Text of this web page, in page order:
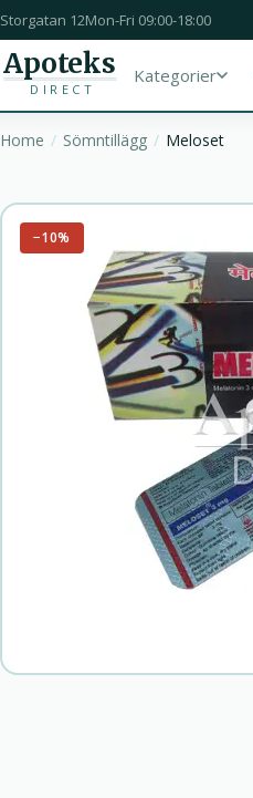
Storgatan 12Mon-Fri 09:00-18:00
Apoteks
DIRECT
Kategorier
Home Sömntillägg Meloset
−10%